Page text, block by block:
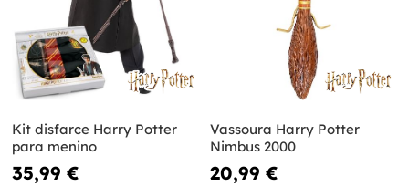
Kit disfarce Harry Potter
para menino
35,99 €
Vassoura Harry Potter
Nimbus 2000
20,99 €